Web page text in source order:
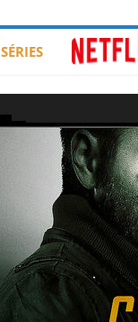
SÉRIES